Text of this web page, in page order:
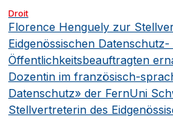
Droit
Florence Henguely zur
Eidgenössischen Datenschutz-
Öffentlichkeitsbeauftragten
Dozentin im französisch-
Datenschutz» der FernUni
Stellvertreterin des